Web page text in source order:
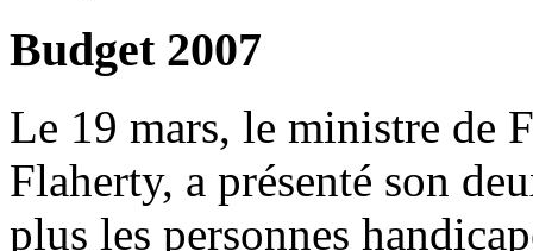
Budget 2007
Le 19 mars, le ministre de
Flaherty, a présenté son
plus les personnes